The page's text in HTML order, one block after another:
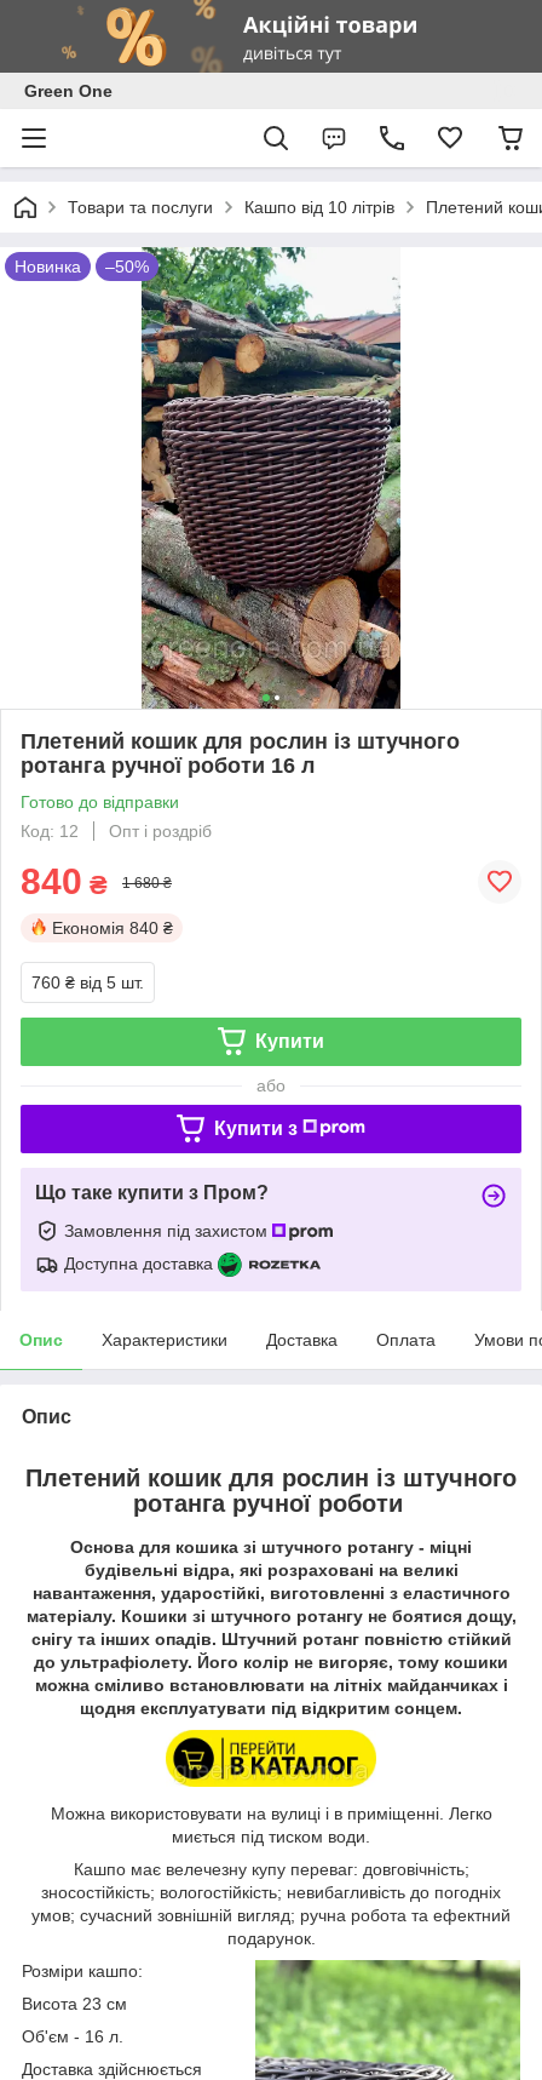
Green One
Товари та послуги Кашпо від 10 літрів Плетений
Новинка –50%
Плетений кошик для рослин із штучного
ротанга ручної роботи 16 л
Готово до відправки
Код: 12
Опт і роздріб
840 ₴ 1 680 ₴
Економія 840 ₴
760 ₴ від 5 шт.
Купити
або
Купити з
Що таке купити з Пром?
Замовлення під захистом
Доступна доставка
Опис Характеристики Доставка Оплата Умови
Опис
Плетений кошик для рослин із штучного
ротанга ручної роботи
Основа для кошика зі штучного ротангу - міцні
будівельні відра, які розраховані на великі
навантаження, ударостійкі, виготовленні з еластичного
матеріалу. Кошики зі штучного ротангу не боятися дощу,
снігу та інших опадів. Штучний ротанг повністю стійкий
до ультрафіолету. Його колір не вигоряє, тому кошики
можна сміливо встановлювати на літніх майданчиках і
щодня експлуатувати під відкритим сонцем.
Можна використовувати на вулиці і в приміщенні. Легко
миється під тиском води.
Кашпо має велечезну купу переваг: довговічність;
зносостійкість; вологостійкість; невибагливість до погодніх
умов; сучасний зовнішній вигляд; ручна робота та ефектний
подарунок.
Розміри кашпо:
Висота 23 см
Об'єм - 16 л.
Доставка здійснюється